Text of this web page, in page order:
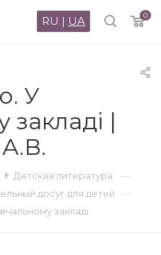
0
RU | UA
У
закладі |
👨 Детская литература —
досуг для детей —
закладі